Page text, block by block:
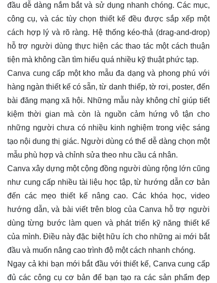
đầu dễ dàng nắm bắt và sử dụng nhanh chóng. Các mục,
công cụ, và các tùy chọn thiết kế đều được sắp xếp một
cách hợp lý và rõ ràng. Hệ thống kéo-thả (drag-and-drop)
hỗ trợ người dùng thực hiện các thao tác một cách thuận
tiện mà không cần tìm hiểu quá nhiều kỹ thuật phức tạp.
Canva cung cấp một kho mẫu đa dạng và phong phú với
hàng ngàn thiết kế có sẵn, từ danh thiếp, tờ rơi, poster, đến
bài đăng mạng xã hội. Những mẫu này không chỉ giúp tiết
kiệm thời gian mà còn là nguồn cảm hứng vô tận cho
những người chưa có nhiều kinh nghiệm trong việc sáng
tạo nội dung thị giác. Người dùng có thể dễ dàng chọn một
mẫu phù hợp và chỉnh sửa theo nhu cầu cá nhân.
Canva xây dựng một cộng đồng người dùng rộng lớn cũng
như cung cấp nhiều tài liệu học tập, từ hướng dẫn cơ bản
đến các mẹo thiết kế nâng cao. Các khóa học, video
hướng dẫn, và bài viết trên blog của Canva hỗ trợ người
dùng từng bước làm quen và phát triển kỹ năng thiết kế
của mình. Điều này đặc biệt hữu ích cho những ai mới bắt
đầu và muốn nâng cao trình độ một cách nhanh chóng.
Ngay cả khi bạn mới bắt đầu với thiết kế, Canva cung cấp
đủ các công cụ cơ bản để bạn tạo ra các sản phẩm đẹp